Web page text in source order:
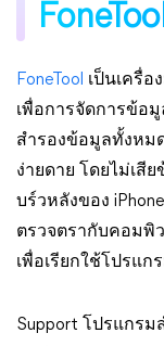
FoneTool เป็นเครื่
เพื่อการจัดการข้อ
สำรองข้อมูลทั้งหม
ง่ายดาย โดยไม่เสี
บร์วหลังของ
ตรวจตรากับคอมพิ
เพื่อเรียกใช้โปรแ
Support โปรแกรม